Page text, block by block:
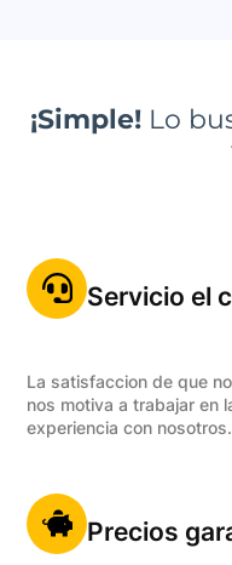
¡Simple!Lo
Servicio el
La satisfaccion de que
nos motiva a trabajar en
experiencia con nosotros.
Precios